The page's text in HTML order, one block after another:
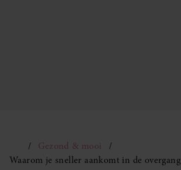
Gezond & mooi
Waarom je sneller aankomt in de overgang